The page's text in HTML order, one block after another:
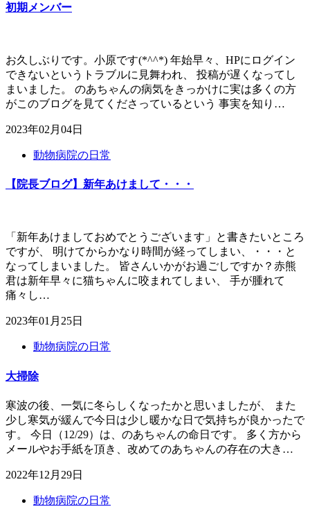
初期メンバー
お久しぶりです。小原です(*^^*) 年始早々、HPにログイン
できないというトラブルに見舞われ、 投稿が遅くなってし
まいました。 のあちゃんの病気をきっかけに実は多くの方
がこのブログを見てくださっているという 事実を知り…
2023年02月04日
動物病院の日常
【院長ブログ】新年あけまして・・・
「新年あけましておめでとうございます」と書きたいところ
ですが、 明けてからかなり時間が経ってしまい、・・・と
なってしまいました。 皆さんいかがお過ごしですか？赤熊
君は新年早々に猫ちゃんに咬まれてしまい、 手が腫れて
痛々し…
2023年01月25日
動物病院の日常
大掃除
寒波の後、一気に冬らしくなったかと思いましたが、 また
少し寒気が緩んで今日は少し暖かな日で気持ちが良かったで
す。 今日（12/29）は、のあちゃんの命日です。 多く方から
メールやお手紙を頂き、改めてのあちゃんの存在の大き…
2022年12月29日
動物病院の日常